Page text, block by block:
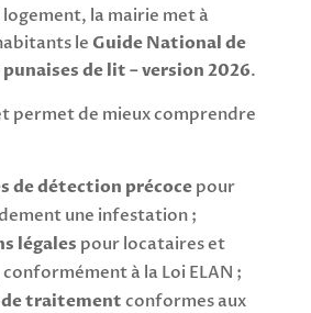
logement, la mairie met à
le Guide National de
de lit – version 2026.
permet de mieux comprendre
de détection précocepour
une infestation ;
légales pour locataires et
à la Loi ELAN ;
traitement conformes aux